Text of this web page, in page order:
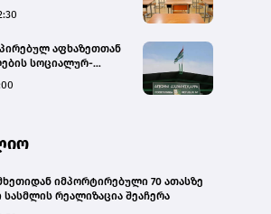
- ასევე
პროცესში
გამოყენება
აფხაზეთთან
სოციალურ-
რატიფიცირებას ხელი
იმპორტირებული 70 ათასზე
რეალიზაცია შეაჩერა